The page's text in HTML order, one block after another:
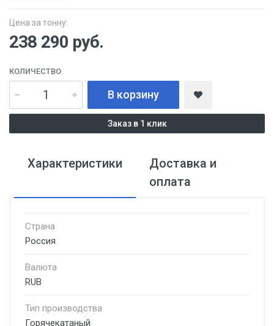
Цена за тонну:
238 290 руб.
КОЛИЧЕСТВО
В корзину
Заказ в 1 клик
Характеристики
Доставка и
оплата
Страна
Россия
Валюта
RUB
Тип производства
Горячекатаный